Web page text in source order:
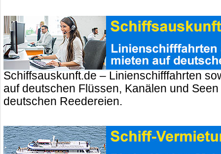
Schiffsauskunft.de – Linienschifffahrten
auf deutschen Flüssen, Kanälen und
deutschen Reedereien.